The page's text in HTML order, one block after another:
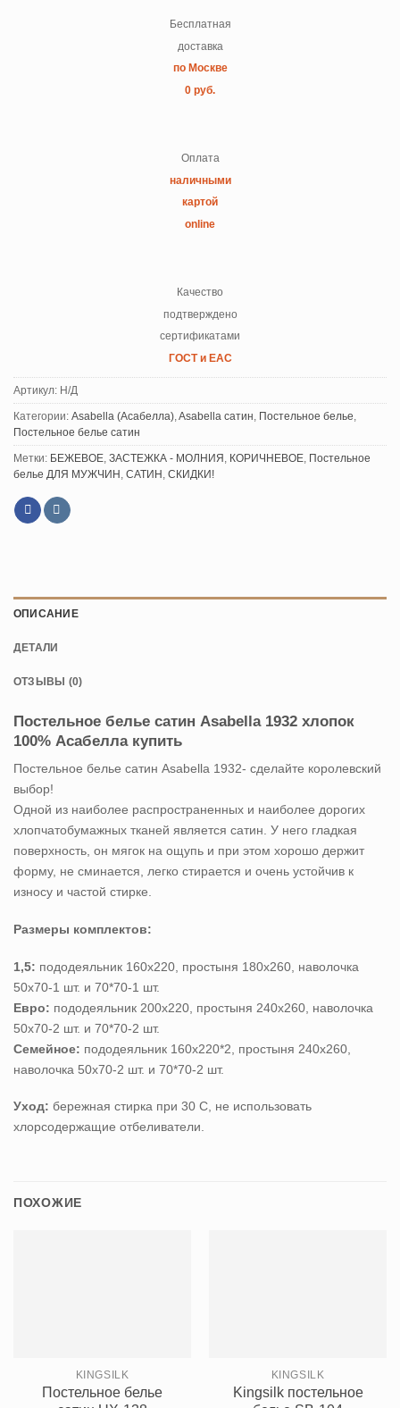
Бесплатная
доставка
по Москве
0 руб.
Оплата
наличными
картой
online
Качество
подтверждено
сертификатами
ГОСТ и ЕАС
Артикул: Н/Д
Категории: Asabella (Асабелла) Asabella сатин Постельное белье
Постельное белье сатин
Метки: БЕЖЕВОЕ ЗАСТЕЖКА - МОЛНИЯ КОРИЧНЕВОЕ
Постельное
белье ДЛЯ МУЖЧИН
САТИН СКИДКИ!
ОПИСАНИЕ
ДЕТАЛИ
ОТЗЫВЫ (0)
Постельное белье сатин Asabella 1932 хлопок
100% Асабелла купить
Постельное белье сатин Asabella 1932- сделайте королевский
выбор!
Одной из наиболее распространенных и наиболее дорогих
хлопчатобумажных тканей является сатин. У него гладкая
поверхность, он мягок на ощупь и при этом хорошо держит
форму, не сминается, легко стирается и очень устойчив к
износу и частой стирке.
Размеры комплектов:
1,5: пододеяльник 160х220, простыня 180х260, наволочка
50х70-1 шт. и 70*70-1 шт.
Евро: пододеяльник 200х220, простыня 240х260, наволочка
50х70-2 шт. и 70*70-2 шт.
Семейное: пододеяльник 160х220*2, простыня 240х260,
наволочка 50х70-2 шт. и 70*70-2 шт.
Уход: бережная стирка при 30 С, не использовать
хлорсодержащие отбеливатели.
ПОХОЖИЕ
KINGSILK
Постельное белье
KINGSILK
Kingsilk постельное